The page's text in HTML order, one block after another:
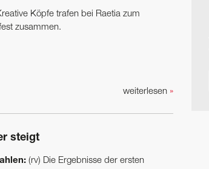
Köpfe trafen bei Raetia zum
zusammen.
weiterlesen »
steigt
(rv) Die Ergebnisse der ersten